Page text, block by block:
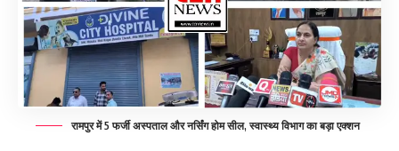
रामपुर में 5 फर्जी अस्पताल और नर्सिंग होम सील, स्वास्थ्य विभाग का बड़ा एक्शन